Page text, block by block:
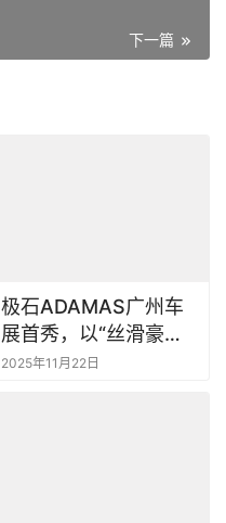
下一篇
极石ADAMAS广州车
展首秀，以“丝滑豪华”
叩响全球顶级圈层大门
2025年11月22日